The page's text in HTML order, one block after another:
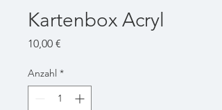
Kartenbox Acryl
10,00 €
Anzahl *